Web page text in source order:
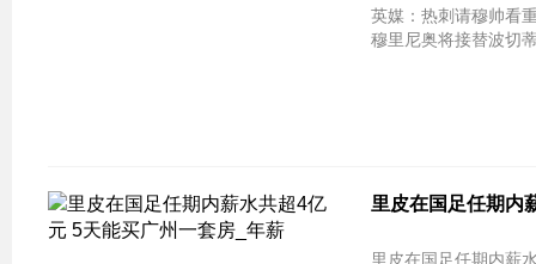
英媒：热刺请穆帅看重他的冠军
穆里尼奥将接替波切
里皮在国足任期内
里皮在国足任期内薪